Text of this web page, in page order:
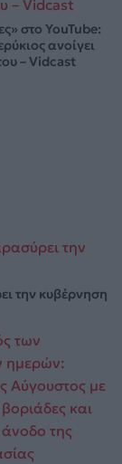
στο YouTube:
ανοίγει
– Vidcast
την κυβέρνηση